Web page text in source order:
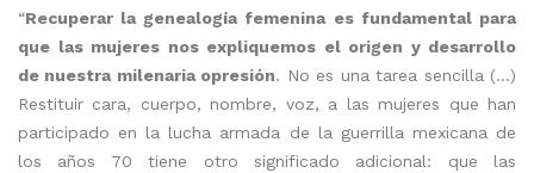
“Recuperar la genealogía femenina es fundamental para
que las mujeres nos expliquemos el origen y desarrollo
de nuestra milenaria opresión. No es una tarea sencilla (…)
Restituir cara, cuerpo, nombre, voz, a las mujeres que han
participado en la lucha armada de la guerrilla mexicana de
los años 70 tiene otro significado adicional: que las